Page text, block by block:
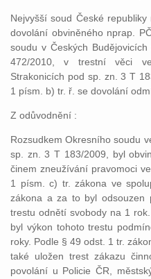
Nejvyšší soud České
dovolání obviněného nprap.
soudu v Českých
472/2010, v trestní věci
Strakonicích pod sp. zn. 3 T
1 písm. b) tr. ř. se dovolání
Z odůvodnění :
Rozsudkem Okresního soudu
sp. zn. 3 T 183/2009, byl
činem zneužívání pravomoci
1 písm. c) tr. zákona ve
zákona a za to byl
trestu odnětí svobody na 1
byl výkon tohoto trestu
roky. Podle § 49 odst. 1 tr.
také uložen trest zákazu
povolání u Policie ČR,